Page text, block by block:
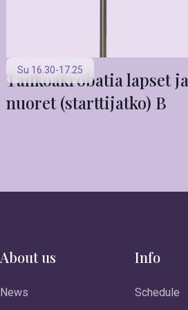
Su 16.30-17.25
Tankoakrobatia lapset ja
nuoret (starttijatko) B
About us
News
Info
Schedule